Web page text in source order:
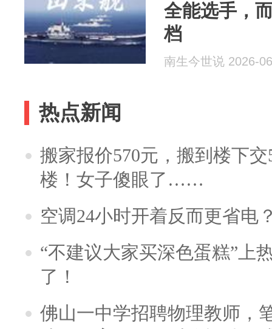
全能选手，
档
南生今世说 2026-
热点新闻
搬家报价570元，搬到楼下
楼！女子傻眼了……
空调24小时开着反而更省电
“不建议大家买深色蛋糕”上
了！
佛山一中学招聘物理教师，